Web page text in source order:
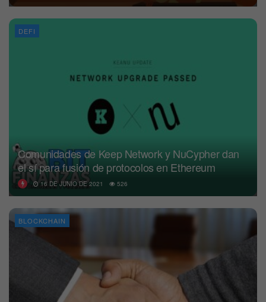
DEFI
Comunidades de Keep Network y NuCypher dan
el sí para fusión de protocolos en Ethereum
16 DE JUNIO DE 2021 526
BLOCKCHAIN